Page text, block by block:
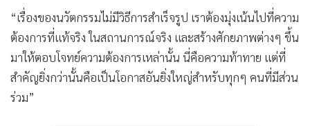
“เรื่องของนวัตกรรมไม่มีวิธีการสำเร็จรูป เราต้องมุ่งเน้นไปที่ความ
ต้องการที่แท้จริง ในสถานการณ์จริง และสร้างศักยภาพต่างๆ ขึ้น
มาให้ตอบโจทย์ความต้องการเหล่านั้น นี่คือความท้าทาย แต่ที่
สำคัญยิ่งกว่านั้นคือเป็นโอกาสอันยิ่งใหญ่สำหรับทุกๆ คนที่มีส่วน
ร่วม”